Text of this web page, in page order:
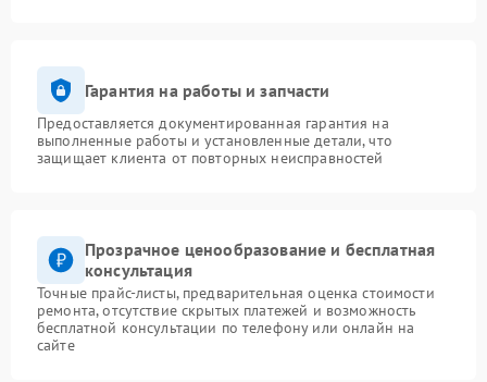
Гарантия на работы и запчасти
Предоставляется документированная гарантия на
выполненные работы и установленные детали, что
защищает клиента от повторных неисправностей
Прозрачное ценообразование и бесплатная
консультация
Точные прайс-листы, предварительная оценка стоимости
ремонта, отсутствие скрытых платежей и возможность
бесплатной консультации по телефону или онлайн на
сайте